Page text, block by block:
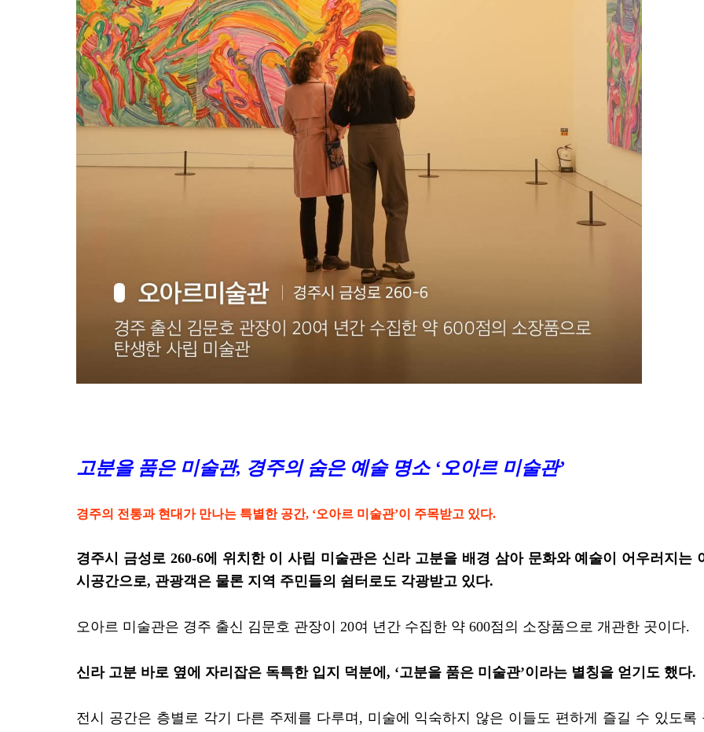
고분을 품은 미술관, 경주의 숨은 예술 명소 ‘오아르 미술관’
경주의 전통과 현대가 만나는 특별한 공간, ‘오아르 미술관’이 주목받고 있다.
경주시 금성로 260-6에 위치한 이 사립 미술관은 신라 고분을 배경 삼아 문화와 예술이 어우러지는
시공간으로, 관광객은 물론 지역 주민들의 쉼터로도 각광받고 있다.
오아르 미술관은 경주 출신 김문호 관장이 20여 년간 수집한 약 600점의 소장품으로 개관한 곳이다.
신라 고분 바로 옆에 자리잡은 독특한 입지 덕분에, ‘고분을 품은 미술관’이라는 별칭을 얻기도 했다.
전시 공간은 층별로 각기 다른 주제를 다루며, 미술에 익숙하지 않은 이들도 편하게 즐길 수 있도록